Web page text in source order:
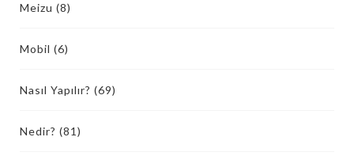
Meizu (8)
Mobil (6)
Nasıl Yapılır? (69)
Nedir? (81)